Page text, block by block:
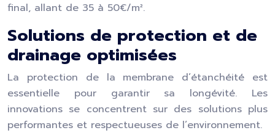
final, allant de 35 à 50€/m².
Solutions de protection et de
drainage optimisées
La protection de la membrane d’étanchéité est
essentielle pour garantir sa longévité. Les
innovations se concentrent sur des solutions plus
performantes et respectueuses de l’environnement.